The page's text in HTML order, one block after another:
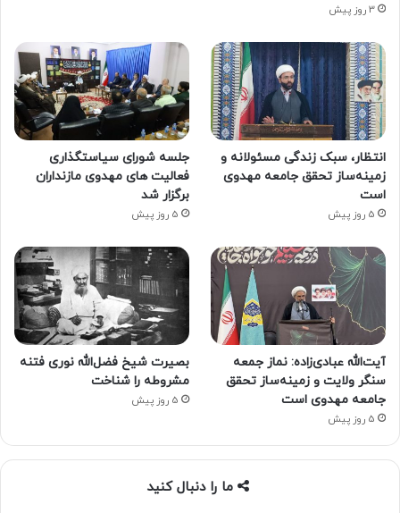
3 روز پیش
انتظار، سبک زندگی مسئولانه و
زمینه‌ساز تحقق جامعه مهدوی
است
5 روز پیش
جلسه شورای سیاستگذاری
فعالیت های مهدوی مازنداران
برگزار شد
5 روز پیش
آیت‌الله عبادی‌زاده: نماز جمعه
سنگر ولایت و زمینه‌ساز تحقق
جامعه مهدوی است
5 روز پیش
بصیرت شیخ فضل‌الله نوری فتنه
مشروطه را شناخت
5 روز پیش
ما را دنبال کنید